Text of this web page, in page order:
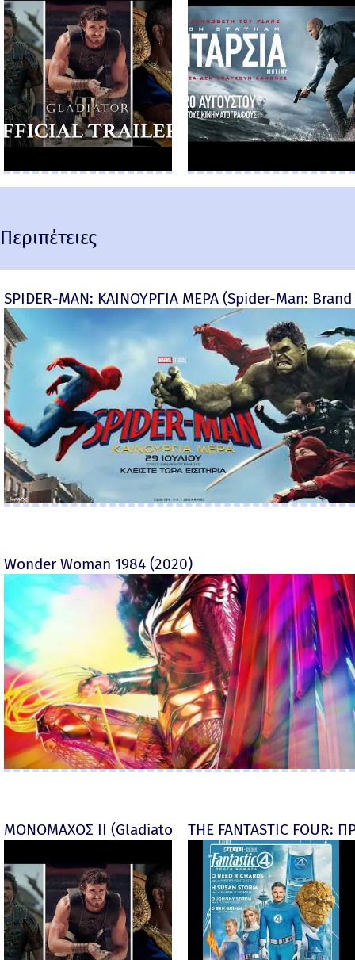
Περιπέτειες
SPIDER-MAN: ΚΑΙΝΟΥΡΓΙΑ ΜΕΡΑ (Spider-Man:
Wonder Woman 1984 (2020)
ΜΟΝΟΜΑΧΟΣ ΙΙ (Gladiator II) -THE FANTASTIC